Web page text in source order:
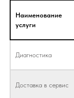
Наименование
услуги
Диагностика
Доставка в сервис